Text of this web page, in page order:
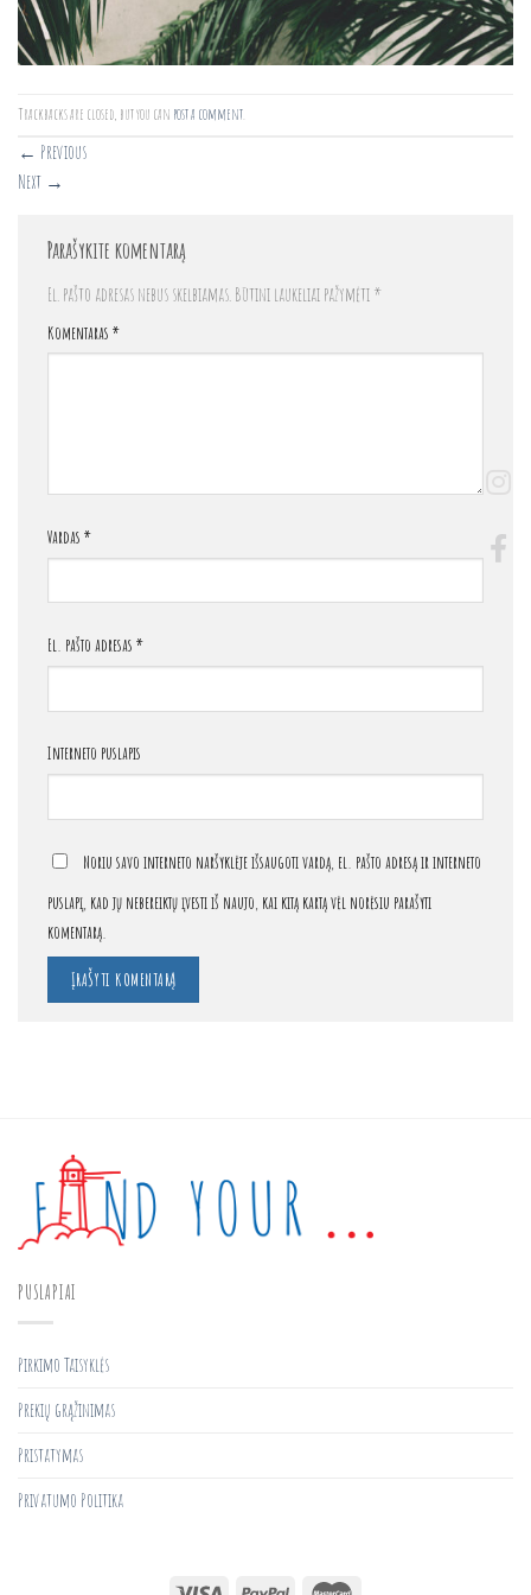
Trackbacks are closed, but you can post a comment.
← Previous
Next →
Parašykite komentarą
El. pašto adresas nebus skelbiamas. Būtini laukeliai pažymėti *
Komentaras *
Vardas *
El. pašto adresas *
Interneto puslapis
Noriu savo interneto naršyklėje išsaugoti vardą, el. pašto adresą ir interneto
puslapį, kad jų nebereiktų įvesti iš naujo, kai kitą kartą vėl norėsiu parašyti
komentarą.
PUSLAPIAI
Pirkimo Taisyklės
Prekių grąžinimas
Pristatymas
Privatumo Politika